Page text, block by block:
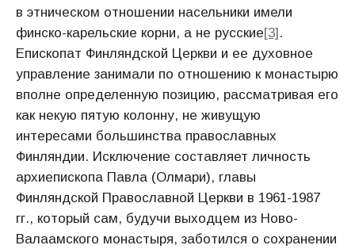
в этническом отношении насельники имели
финско-карельские корни, а не русские[3].
Епископат Финляндской Церкви и ее духовное
управление занимали по отношению к монастырю
вполне определенную позицию, рассматривая его
как некую пятую колонну, не живущую
интересами большинства православных
Финляндии. Исключение составляет личность
архиепископа Павла (Олмари), главы
Финляндской Православной Церкви в 1961-1987
гг., который сам, будучи выходцем из Ново-
Валаамского монастыря, заботился о сохранении